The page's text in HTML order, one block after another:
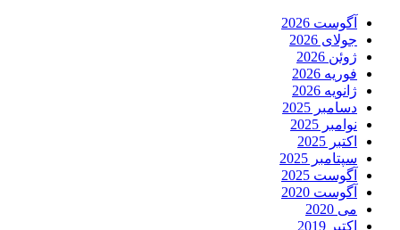
آگوست 2026
جولای 2026
ژوئن 2026
فوریه 2026
ژانویه 2026
دسامبر 2025
نوامبر 2025
اکتبر 2025
سپتامبر 2025
آگوست 2025
آگوست 2020
می 2020
اکتبر 2019